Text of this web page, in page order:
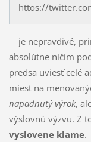
httos://
je nepravdivé,
absolútne ničím
predsa uviesť celé
miest na
napadnutý výrok,
výslovnú výzvu. Z
vyslo­vene klame.